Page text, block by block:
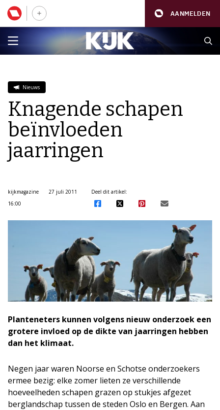
AANMELDEN
Nieuws
Knagende schapen
beïnvloeden
jaarringen
kijkmagazine
27 juli 2011
16:00
Deel dit artikel:
Planteneters kunnen volgens nieuw onderzoek een
grotere invloed op de dikte van jaarringen hebben
dan het klimaat.
Negen jaar waren Noorse en Schotse onderzoekers
ermee bezig: elke zomer lieten ze verschillende
hoeveelheden schapen grazen op stukjes afgezet
berglandschap tussen de steden Oslo en Bergen. Aan